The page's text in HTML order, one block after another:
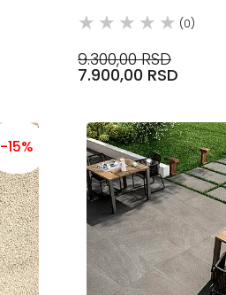
(0)
9.300,00 RSD
7.900,00 RSD
-15%